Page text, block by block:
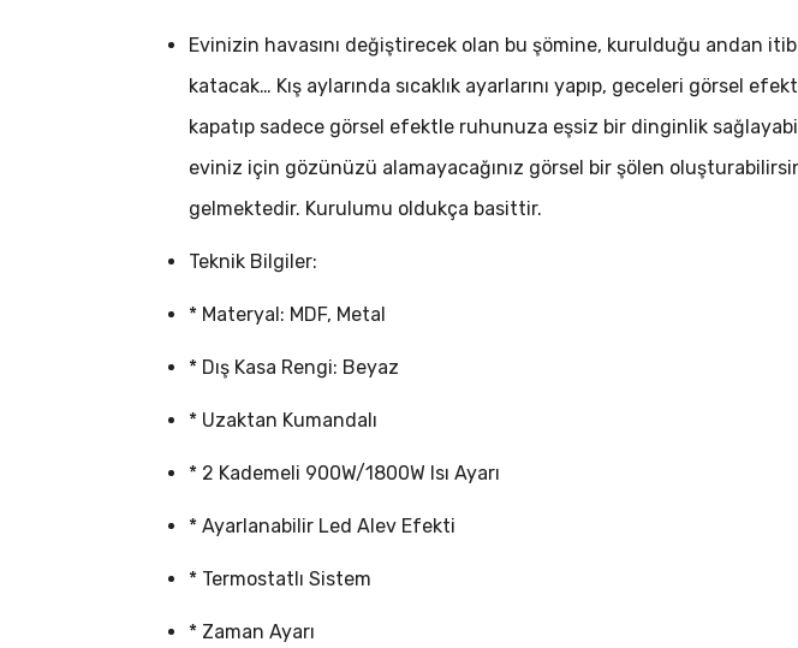
Evinizin havasını değiştirecek olan bu şömine, kurulduğu andan
katacak… Kış aylarında sıcaklık ayarlarını yapıp, geceleri görsel
kapatıp sadece görsel efektle ruhunuza eşsiz bir dinginlik
eviniz için gözünüzü alamayacağınız görsel bir şölen
gelmektedir. Kurulumu oldukça basittir.
Teknik Bilgiler:
* Materyal: MDF, Metal
* Dış Kasa Rengi: Beyaz
* Uzaktan Kumandalı
* 2 Kademeli 900W/1800W Isı Ayarı
* Ayarlanabilir Led Alev Efekti
* Termostatlı Sistem
* Zaman Ayarı